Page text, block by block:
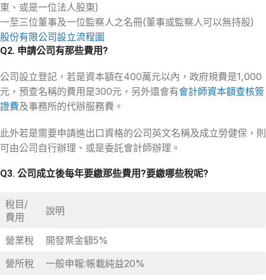
東、或是一位法人股東)
一至三位董事及一位監察人之名冊(董事或監察人可以無持股)
股份有限公司設立流程圖
Q2. 申請公司有那些費用?
公司設立登記，若是資本額在400萬元以內，政府規費是1,000
元，預查名稱的費用是300元，另外還會有會計師資本額查核簽
證費及事務所的代辦服務費。
此外若是需要申請進出口資格的公司英文名稱及成立勞健保，則
可由公司自行辦理、或是委託會計師辦理。
Q3. 公司成立後每年要繳那些費用?要繳哪些稅呢?
稅目/
費用
說明
營業稅
開發票金額5%
營所稅
一般申報:帳載純益20%